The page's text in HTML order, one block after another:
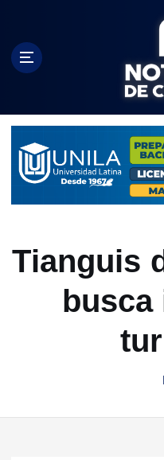
c
Tianguis
busca